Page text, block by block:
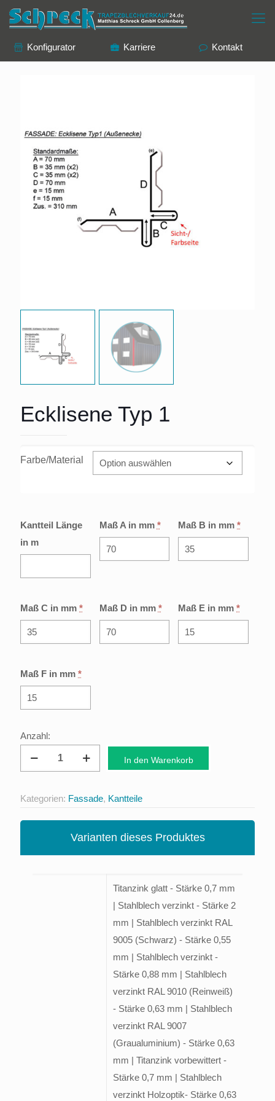
Konfigurator Karriere Kontakt
Ecklisene Typ 1
Farbe/Material
Kantteil Länge
in m
Maß A in mm * Maß B in mm *
Maß C in mm * Maß D in mm * Maß E in mm *
Maß F in mm *
Typ
Menge
In den Warenkorb
Kategorien: Fassade, Kantteile
Varianten dieses Produktes
Titanzink glatt - Stärke 0,7 mm
| Stahlblech verzinkt - Stärke 2
mm | Stahlblech verzinkt RAL
9005 (Schwarz) - Stärke 0,55
mm | Stahlblech verzinkt -
Stärke 0,88 mm | Stahlblech
verzinkt RAL 9010 (Reinweiß)
- Stärke 0,63 mm | Stahlblech
verzinkt RAL 9007
(Graualuminium) - Stärke 0,63
mm | Titanzink vorbewittert -
Stärke 0,7 mm | Stahlblech
verzinkt Holzoptik- Stärke 0,63